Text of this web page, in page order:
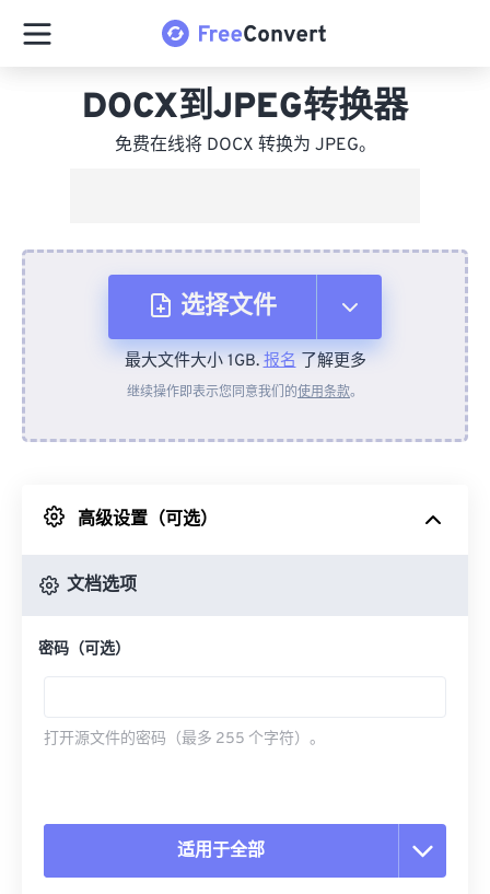
DOCX到JPEG转换器
免费在线将 DOCX 转换为 JPEG。
选择文件
从设备
来自 Google Drive
最大文件大小 1GB.报名了解更多
继续操作即表示您同意我们的使用条款。
高级设置（可选）
文档选项
密码（可选）
打开源文件的密码（最多 255 个字符）。
适用于全部